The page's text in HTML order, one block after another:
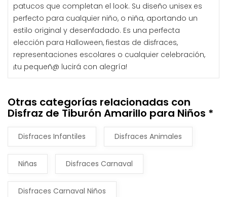
patucos que completan el look. Su diseño unisex es
perfecto para cualquier niño, o niña, aportando un
estilo original y desenfadado. Es una perfecta
elección para Halloween, fiestas de disfraces,
representaciones escolares o cualquier celebración,
¡tu pequeñ@ lucirá con alegría!
Otras categorías relacionadas con
Disfraz de Tiburón Amarillo para Niños *
Disfraces Infantiles Disfraces Animales
Niñas Disfraces Carnaval
Disfraces Carnaval Niños